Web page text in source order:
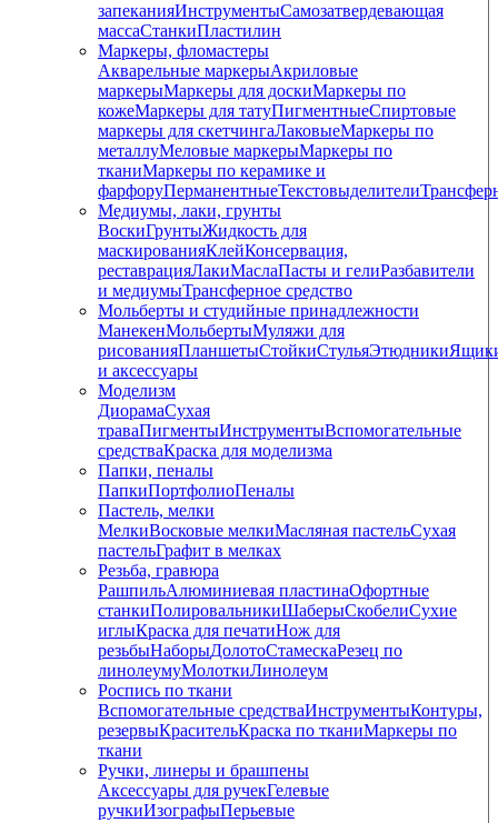
запеканияИнструментыСамозатвердевающая
массаСтанкиПластилин
Маркеры, фломастеры
Акварельные маркерыАкриловые
маркерыМаркеры для доскиМаркеры по
кожеМаркеры для татуПигментныеCпиртовые
маркеры для скетчингаЛаковыеМаркеры по
металлуМеловые маркерыМаркеры по
тканиМаркеры по керамике и
фарфоруПерманентныеТекстовыделители
Медиумы, лаки, грунты
ВоскиГрунтыЖидкость для
маскированияКлейКонсервация,
реставрацияЛакиМаслаПасты и гелиРазбавители
и медиумыТрансферное средство
Мольберты и студийные принадлежности
МанекенМольбертыМуляжи для
рисованияПланшетыСтойкиСтульяЭтюдники
и аксессуары
Моделизм
ДиорамаСухая
траваПигментыИнструментыВспомогательные
средстваКраска для моделизма
Папки, пеналы
ПапкиПортфолиоПеналы
Пастель, мелки
МелкиВосковые мелкиМасляная пастельСухая
пастельГрафит в мелках
Резьба, гравюра
РашпильАлюминиевая пластинаОфортные
станкиПолировальникиШаберыСкобелиСухие
иглыКраска для печатиНож для
резьбыНаборыДолотоСтамескаРезец по
линолеумуМолоткиЛинолеум
Роспись по ткани
Вспомогательные средстваИнструментыКонтуры,
резервыКрасительКраска по тканиМаркеры по
ткани
Ручки, линеры и брашпены
Аксессуары для ручекГелевые
ручкиИзографыПерьевые